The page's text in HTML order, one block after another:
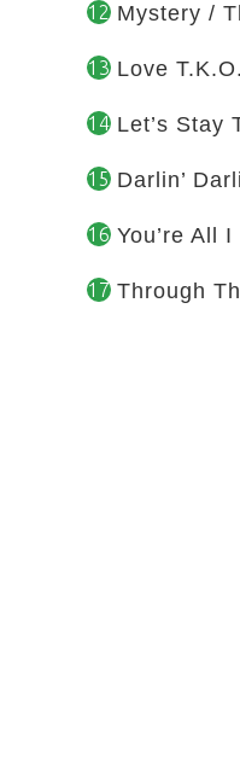
Mystery /
Love
Let’s Stay
Darlin’
You’re All
Through